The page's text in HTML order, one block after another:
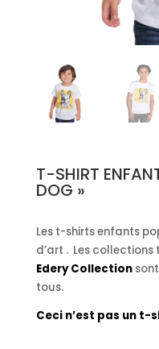
T-SHIRT
DOG »
Les t-shirts enfants
d’art . Les
Edery Collection
tous.
Ceci n’est pas un t-